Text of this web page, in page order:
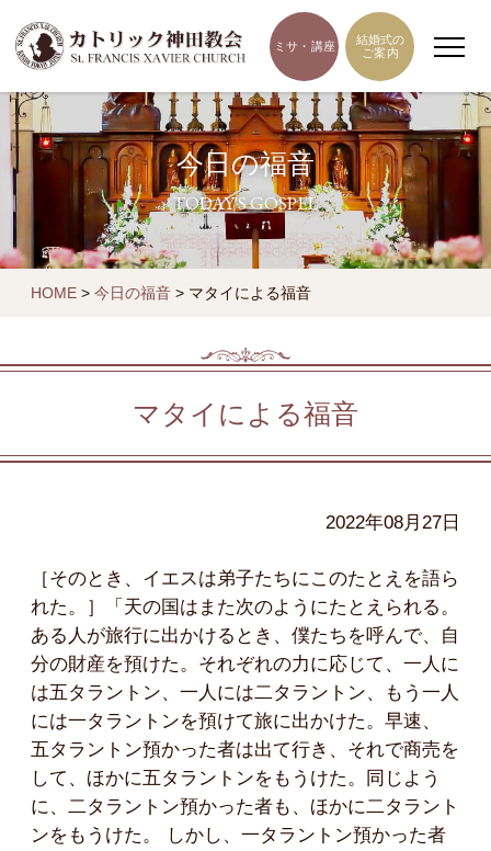
ミサ・講座
結婚式の
ご案内
今日の福音
TODAY'S GOSPEL
HOME > 今日の福音 > マタイによる福音
マタイによる福音
2022年08月27日
［そのとき、イエスは弟子たちにこのたとえを語ら
れた。］「天の国はまた次のようにたとえられる。
ある人が旅行に出かけるとき、僕たちを呼んで、自
分の財産を預けた。それぞれの力に応じて、一人に
は五タラントン、一人には二タラントン、もう一人
には一タラントンを預けて旅に出かけた。早速、
五タラントン預かった者は出て行き、それで商売を
して、ほかに五タラントンをもうけた。同じよう
に、二タラントン預かった者も、ほかに二タラント
ンをもうけた。 しかし、一タラントン預かった者